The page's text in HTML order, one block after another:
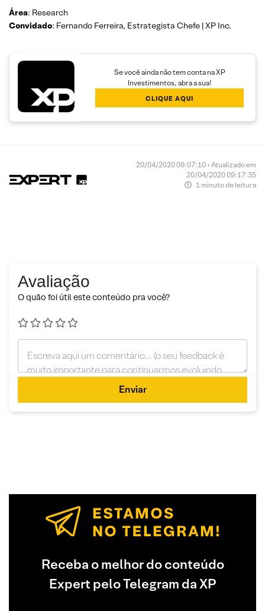
Área: Research
Convidado: Fernando Ferreira, Estrategista Chefe | XP Inc.
Se você ainda não tem conta na XP
Investimentos, abra a sua!
CLIQUE AQUI
20/04/2020 09:07:10 • Atualizado em
20/04/2020 09:17:35
1 minuto de leitura
Avaliação
O quão foi útil este conteúdo pra você?
Enviar
Receba o melhor do conteúdo
Expert pelo Telegram da XP